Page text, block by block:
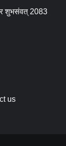
शुभसंवत् 2083
us